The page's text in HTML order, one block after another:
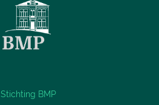
Stichting BMP